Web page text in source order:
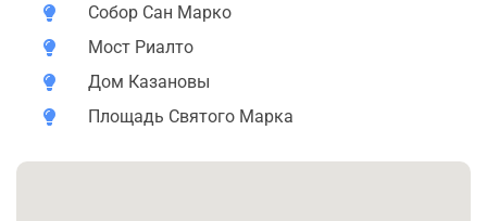
Собор Сан Марко
Мост Риалто
Дом Казановы
Площадь Святого Марка